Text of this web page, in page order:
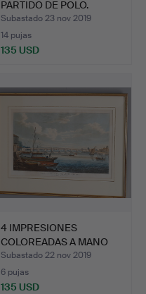
PARTIDO DE POLO.
Subastado 23 nov 2019
14 pujas
135 USD
4 IMPRESIONES
COLOREADAS A MANO
INCLUYENDO…
Subastado 22 nov 2019
6 pujas
135 USD